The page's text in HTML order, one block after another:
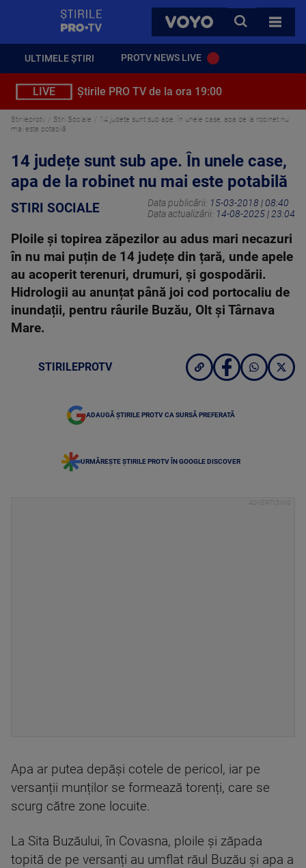
VOYO
CAUTA
TOATE
ULTIMELE ȘTIRI PROTV NEWS LIVE
LIVE Știrile PRO TV de la ora 19:00
Stirileprotv Stiri Sociale
14 județe sunt sub ape. În unele case, apa de la robinet nu
mai este potabilă
14 județe sunt sub ape. În unele case,
apa de la robinet nu mai este potabilă
STIRI SOCIALE Data publicării: 15-03-2018 | 08:40
Data actualizării: 14-08-2025 | 23:04
Ploile și topirea zăpezilor au adus mari necazuri
în nu mai puțin de 14 județe din țară, unde apele
au acoperit terenuri, drumuri, și gospodării.
Hidrologii au anunțat până joi cod portocaliu de
inundații, pentru râurile Buzău, Olt și Târnava
Mare.
STIRILEPROTV
ADAUGĂ ȘTIRILE PROTV CA SURSĂ PREFERATĂ
URMĂREȘTE ȘTIRILE PROTV ÎN GOOGLE DISCOVER
Apa ar putea depăși cotele de pericol, iar pe
versanții munților se formează torenți, care se
scurg către zone locuite.
La Sita Buzăului, în Covasna, ploile și zăpada
topită de pe versanți au umflat răul Buzău și apa a